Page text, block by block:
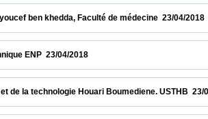
youcef ben khedda, Faculté de médecine
ENP  23/04/2018
et de la technologie Houari Boumediene.